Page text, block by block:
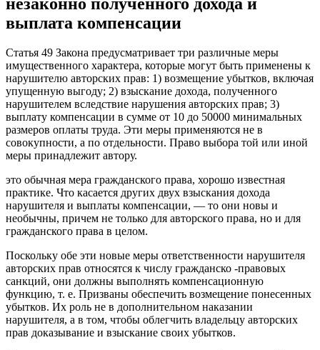
выплата компенсации
Статья 49 Закона предусматривает три различные меры
имущественного характера, которые могут быть применены к
нарушителю авторских прав: 1) возмещение убытков, включая
упущенную выгоду; 2) взыскание дохода, полученного
нарушителем вследствие нарушения авторских прав; 3)
выплату компенсации в сумме от 10 до 50000 минимальных
размеров оплаты труда. Эти меры применяются не в
совокупности, а по отдельности. Право выбора той или иной
меры принадлежит автору.
это обычная мера гражданского права, хорошо известная
практике. Что касается других двух взыскания дохода
нарушителя и выплаты компенсации, — то они новы и
необычны, причем не только для авторского права, но и для
гражданского права в целом.
Поскольку обе эти новые меры ответственности нарушителя
авторских прав относятся к числу гражданско -правовых
санкций, они должны выполнять компенсационную
функцию, т. е. Призваны обеспечить возмещение понесенных
убытков. Их роль не в дополнительном наказании
нарушителя, а в том, чтобы облегчить владельцу авторских
прав доказывание и взыскание своих убытков.